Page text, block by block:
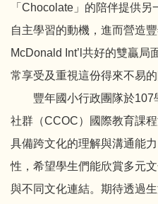
「Chocolate」的陪伴提供
自主學習的動機，進而營造
McDonald Int’l共好的雙贏局
常享受及重視這份得來不易的
豐年國小行政團隊於107
社群（CCOC）國際教育課
具備跨文化的理解與溝通能
性，希望學生們能欣賞多元
與不同文化連結。期待透過